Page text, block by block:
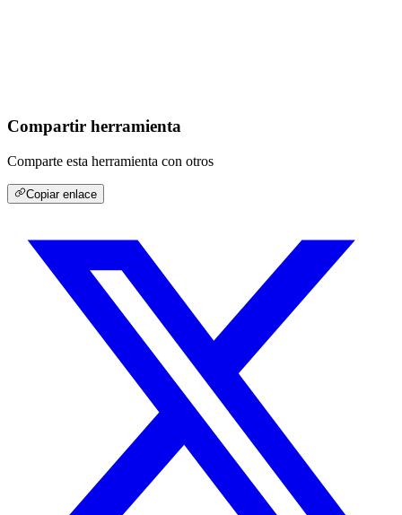
Compartir herramienta
Comparte esta herramienta con otros
Copiar enlace